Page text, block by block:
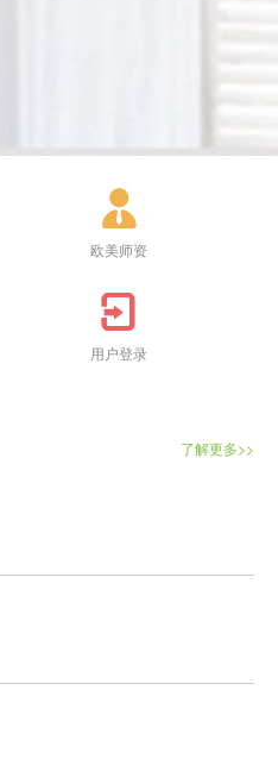
欧美师资
用户登录
了解更多>>